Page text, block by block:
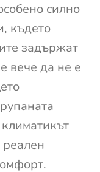
силно
където
задържат
вече да не е
реален